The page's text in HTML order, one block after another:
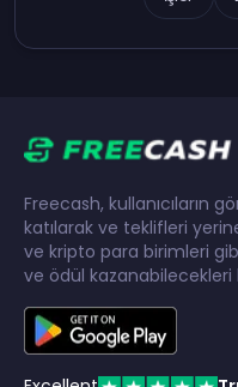
Freecash, kullanıcıların
katılarak ve teklifleri
ve kripto para birimleri
ve ödül